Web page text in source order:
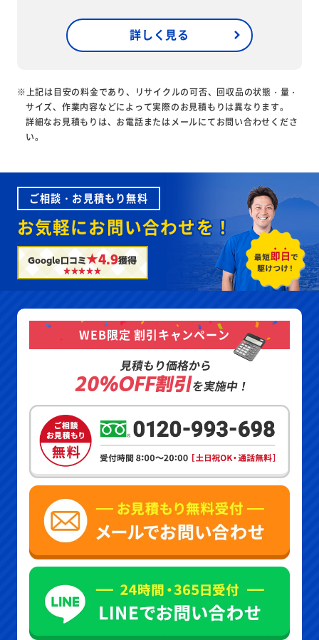
詳しく見る
※上記は目安の料金であり、リサイクルの可否、回収品の状態・量・
サイズ、作業内容などによって実際のお見積もりは異なります。
詳細なお見積もりは、お電話またはメールにてお問い合わせくださ
い。
ご相談・お見積もり無料
お気軽にお問い合わせを！
Google口コミ★4.9獲得
WEB限定 割引キャンペーン
見積もり価格から
20%OFF割引を実施中！